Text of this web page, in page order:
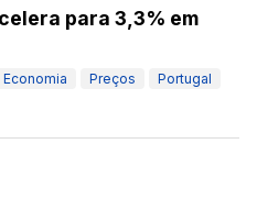
para 3,3% em
Economia Preços Portugal